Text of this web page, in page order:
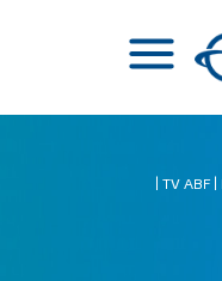
TV ABF